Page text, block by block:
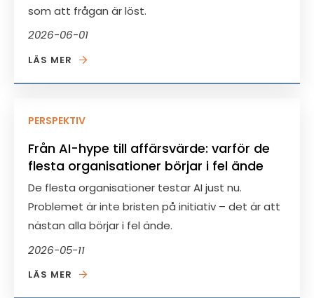
som att frågan är löst.
2026-06-01
LÄS MER
PERSPEKTIV
Från AI-hype till affärsvärde: varför de
flesta organisationer börjar i fel ände
De flesta organisationer testar AI just nu.
Problemet är inte bristen på initiativ – det är att
nästan alla börjar i fel ände.
2026-05-11
LÄS MER